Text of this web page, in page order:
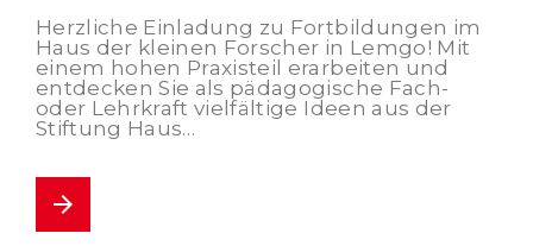
Herzliche Einladung zu Fortbildungen im
Haus der kleinen Forscher in Lemgo! Mit
einem hohen Praxisteil erarbeiten und
entdecken Sie als pädagogische Fach-
oder Lehrkraft vielfältige Ideen aus der
Stiftung Haus…
arrow_forward